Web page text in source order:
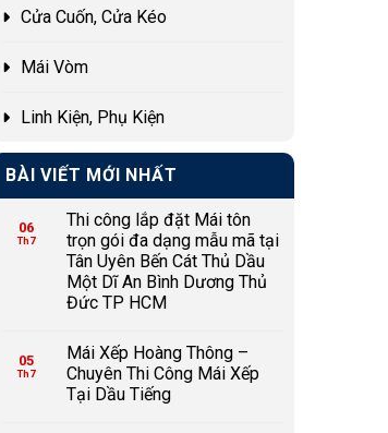
Cửa Cuốn, Cửa Kéo
Mái Vòm
Linh Kiện, Phụ Kiện
BÀI VIẾT MỚI NHẤT
06
Th7
Thi công lắp đặt Mái tôn
trọn gói đa dạng mẫu mã tại
Tân Uyên Bến Cát Thủ Dầu
Một Dĩ An Bình Dương Thủ
Đức TP HCM
05
Th7
Mái Xếp Hoàng Thông –
Chuyên Thi Công Mái Xếp
Tại Dầu Tiếng